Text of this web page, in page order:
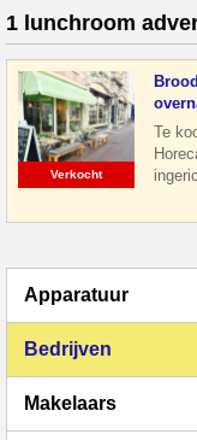
1 lunchroom
Verkocht
Te
Apparatuur
Bedrijven
Makelaars